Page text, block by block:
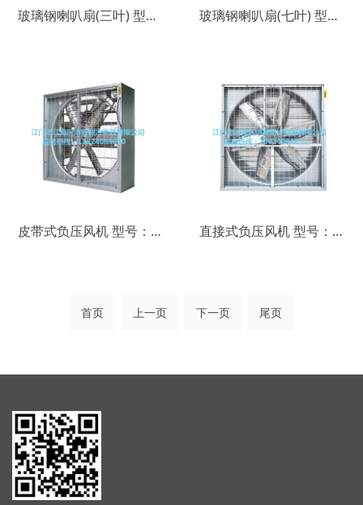
玻璃钢喇叭扇(三叶) 型号：AY-LB1 玻璃钢喇叭扇(七叶) 型号：AY-LB2
皮带式负压风机 型号：AY-FJAX 直接式负压风机 型号：AY-FJZX
首页 上一页 下一页 尾页